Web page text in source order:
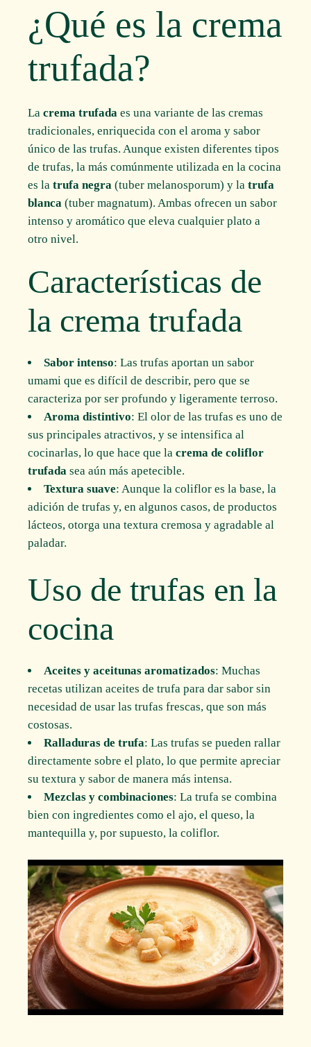
¿Qué es la crema
trufada?
Lacrema trufada es una variante de las cremas
tradicionales, enriquecida con el aroma y sabor
único de las trufas. Aunque existen diferentes tipos
de trufas, la más comúnmente utilizada en la cocina
es latrufa negra (tuber melanosporum) y latrufa
blanca (tuber magnatum). Ambas ofrecen un sabor
intenso y aromático que eleva cualquier plato a
otro nivel.
Características de
la crema trufada
Sabor intenso: Las trufas aportan un sabor
umami que es difícil de describir, pero que se
caracteriza por ser profundo y ligeramente terroso.
Aroma distintivo: El olor de las trufas es uno de
sus principales atractivos, y se intensifica al
cocinarlas, lo que hace que lacrema de coliflor
trufada sea aún más apetecible.
Textura suave: Aunque la coliflor es la base, la
adición de trufas y, en algunos casos, de productos
lácteos, otorga una textura cremosa y agradable al
paladar.
Uso de trufas en la
cocina
Aceites y aceitunas aromatizados: Muchas
recetas utilizan aceites de trufa para dar sabor sin
necesidad de usar las trufas frescas, que son más
costosas.
Ralladuras de trufa: Las trufas se pueden rallar
directamente sobre el plato, lo que permite apreciar
su textura y sabor de manera más intensa.
Mezclas y combinaciones: La trufa se combina
bien con ingredientes como el ajo, el queso, la
mantequilla y, por supuesto, la coliflor.